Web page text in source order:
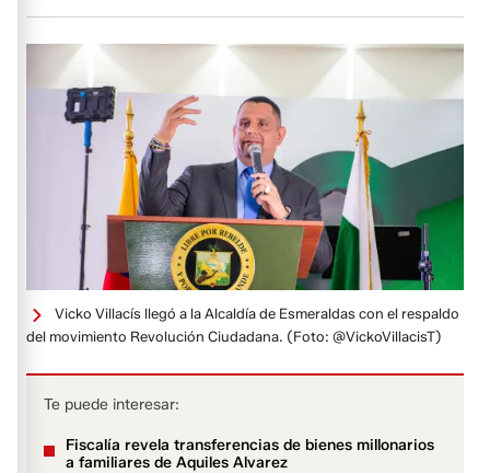
Vicko Villacís llegó a la Alcaldía de Esmeraldas con el respaldo
del movimiento Revolución Ciudadana. (Foto: @VickoVillacisT)
Te puede interesar:
Fiscalía revela transferencias de bienes millonarios
a familiares de Aquiles Alvarez